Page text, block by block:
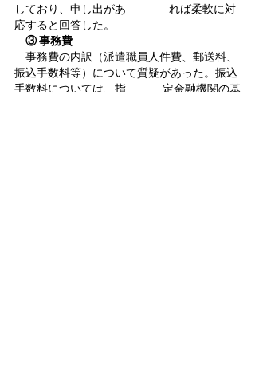
しており、申し出があ　　　   れば柔軟に対
応すると回答した。
③ 事務費
事務費の内訳（派遣職員人件費、郵送料、
振込手数料等）について質疑があった。振込
手数料については、指　　　 定金融機関の基